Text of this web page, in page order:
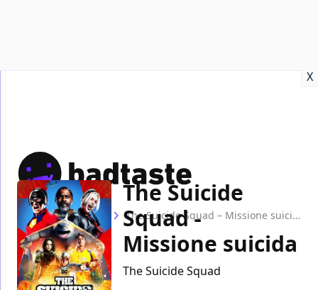
X
Home Film The Suicide Squad – Missione suicida
The Suicide
Squad -
Missione suicida
The Suicide Squad